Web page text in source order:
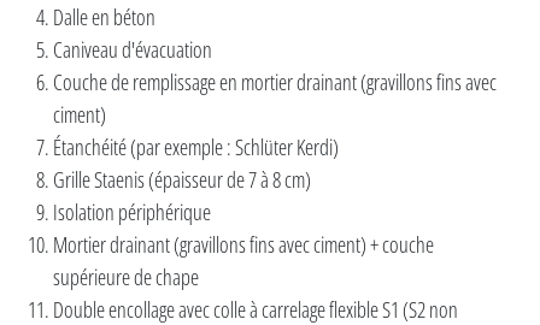
Dalle en béton
Caniveau d'évacuation
Couche de remplissage en mortier drainant (gravillons fins avec
ciment)
Étanchéité (par exemple : Schlüter Kerdi)
Grille Staenis (épaisseur de 7 à 8 cm)
Isolation périphérique
Mortier drainant (gravillons fins avec ciment) + couche
supérieure de chape
Double encollage avec colle à carrelage flexible S1 (S2 non